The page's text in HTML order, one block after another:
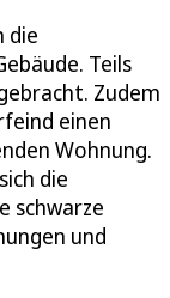
die
Teils
Zudem
einen
Wohnung.
die
schwarze
und